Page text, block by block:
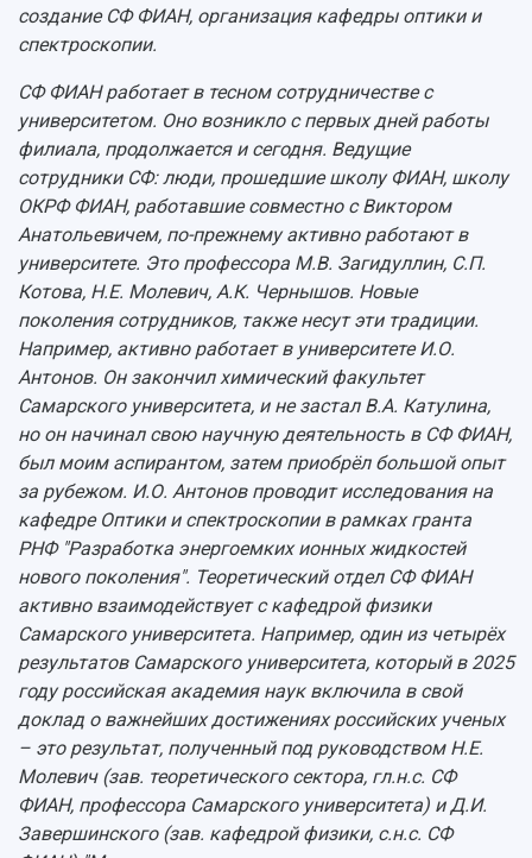
создание СФ ФИАН, организация кафедры оптики и
спектроскопии.
СФ ФИАН работает в тесном сотрудничестве с
университетом. Оно возникло с первых дней работы
филиала, продолжается и сегодня. Ведущие
сотрудники СФ: люди, прошедшие школу ФИАН, школу
ОКРФ ФИАН, работавшие совместно с Виктором
Анатольевичем, по-прежнему активно работают в
университете. Это профессора М.В. Загидуллин, С.П.
Котова, Н.Е. Молевич, А.К. Чернышов. Новые
поколения сотрудников, также несут эти традиции.
Например, активно работает в университете И.О.
Антонов. Он закончил химический факультет
Самарского университета, и не застал В.А. Катулина,
но он начинал свою научную деятельность в СФ ФИАН,
был моим аспирантом, затем приобрёл большой опыт
за рубежом. И.О. Антонов проводит исследования на
кафедре Оптики и спектроскопии в рамках гранта
РНФ "Разработка энергоемких ионных жидкостей
нового поколения". Теоретический отдел СФ ФИАН
активно взаимодействует с кафедрой физики
Самарского университета. Например, один из четырёх
результатов Самарского университета, который в 2025
году российская академия наук включила в свой
доклад о важнейших достижениях российских ученых
– это результат, полученный под руководством Н.Е.
Молевич (зав. теоретического сектора, гл.н.с. СФ
ФИАН, профессора Самарского университета) и Д.И.
Завершинского (зав. кафедрой физики, с.н.с. СФ